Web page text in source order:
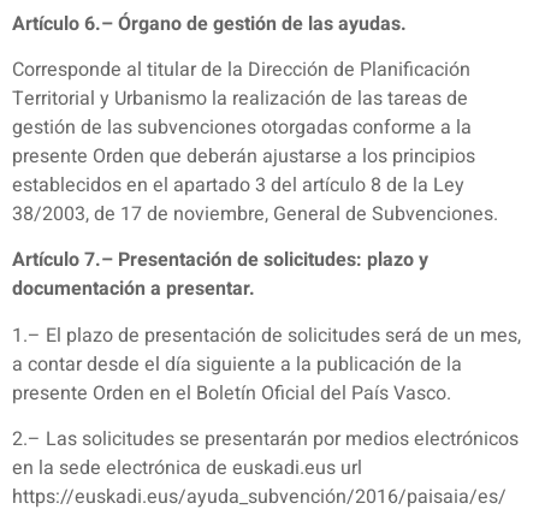
Artículo 6.– Órgano de gestión de las ayudas.
Corresponde al titular de la Dirección de Planificación
Territorial y Urbanismo la realización de las tareas de
gestión de las subvenciones otorgadas conforme a la
presente Orden que deberán ajustarse a los principios
establecidos en el apartado 3 del artículo 8 de la Ley
38/2003, de 17 de noviembre, General de Subvenciones.
Artículo 7.– Presentación de solicitudes: plazo y
documentación a presentar.
1.– El plazo de presentación de solicitudes será de un mes,
a contar desde el día siguiente a la publicación de la
presente Orden en el Boletín Oficial del País Vasco.
2.– Las solicitudes se presentarán por medios electrónicos
en la sede electrónica de euskadi.eus url
https://euskadi.eus/ayuda_subvención/2016/paisaia/es/